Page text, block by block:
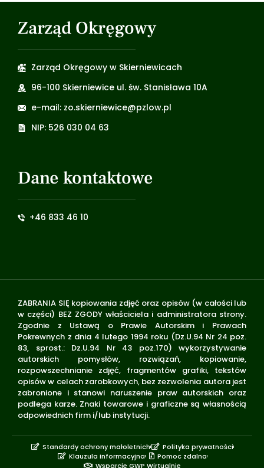
Zarząd Okręgowy
Zarząd Okręgowy w Skierniewicach
96-100 Skierniewice ul. św. Stanisława 10A
e-mail: zo.skierniewice@pzlow.pl
NIP: 526 030 04 63
Dane kontaktowe
+46 833 46 10
ZABRANIA SIĘ kopiowania zdjęć oraz opisów (w całości lub
w części) BEZ ZGODY właściciela i administratora strony.
Zgodnie z Ustawą o Prawie Autorskim i Prawach
Pokrewnych z dnia 4 lutego 1994 roku (Dz.U.94 Nr 24 poz.
83, sprost.: Dz.U.94 Nr 43 poz.170) wykorzystywanie
autorskich pomysłów, rozwiązań, kopiowanie,
rozpowszechnianie zdjęć, fragmentów grafiki, tekstów
opisów w celach zarobkowych, bez zezwolenia autora jest
zabronione i stanowi naruszenie praw autorskich oraz
podlega karze. Znaki towarowe i graficzne są własnością
odpowiednich firm i/lub instytucji.
Standardy ochrony małoletnich
Polityka prywatności
Klauzula informacyjna
Pomoc zdalna
Wsparcie GWP Wirtualnie